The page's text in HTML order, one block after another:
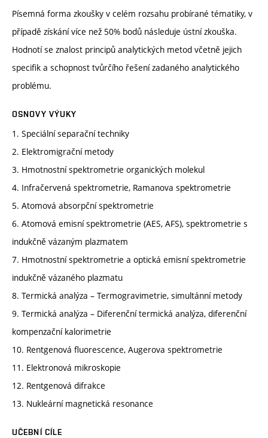
Písemná forma zkoušky v celém rozsahu probírané tématiky, v
případě získání více než 50% bodů následuje ústní zkouška.
Hodnotí se znalost principů analytických metod včetně jejich
specifik a schopnost tvůrčího řešení zadaného analytického
problému.
OSNOVY VÝUKY
1. Speciální separační techniky
2. Elektromigrační metody
3. Hmotnostní spektrometrie organických molekul
4. Infračervená spektrometrie, Ramanova spektrometrie
5. Atomová absorpční spektrometrie
6. Atomová emisní spektrometrie (AES, AFS), spektrometrie s
indukčně vázaným plazmatem
7. Hmotnostní spektrometrie a optická emisní spektrometrie
indukčně vázaného plazmatu
8. Termická analýza – Termogravimetrie, simultánní metody
9. Termická analýza – Diferenční termická analýza, diferenční
kompenzační kalorimetrie
10. Rentgenová fluorescence, Augerova spektrometrie
11. Elektronová mikroskopie
12. Rentgenová difrakce
13. Nukleární magnetická resonance
UČEBNÍ CÍLE